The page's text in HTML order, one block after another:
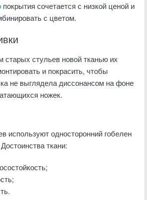
покрытия сочетается с низкой ценой и
с цветом.
старых стульев новой тканью их
и покрасить, чтобы
не выглядела диссонансом на фоне
ножек.
используют односторонний гобелен
ткани: